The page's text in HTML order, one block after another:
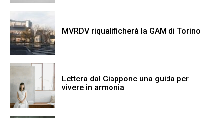
MVRDV riqualificherà la GAM di Torino
Lettera dal Giappone una guida per
vivere in armonia